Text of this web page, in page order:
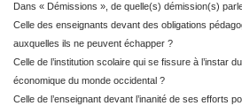
Dans « Démissions », de quelle(s) démission(s)
Celle des enseignants devant des obligations
auxquelles ils ne peuvent échapper ?
Celle de l’institution scolaire qui se fissure à l’instar
économique du monde occidental ?
Celle de l’enseignant devant l’inanité de ses efforts